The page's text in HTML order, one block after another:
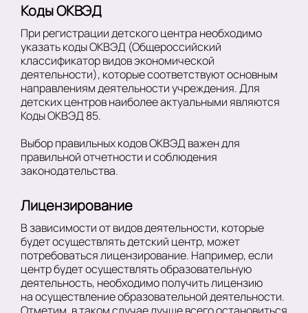
Коды ОКВЭД
При регистрации детского центра необходимо
указать коды ОКВЭД (Общероссийский
классификатор видов экономической
деятельности), которые соответствуют основным
направлениям деятельности учреждения. Для
детских центров наиболее актуальными являются
Коды ОКВЭД 85.
Выбор правильных кодов ОКВЭД важен для
правильной отчетности и соблюдения
законодательства.
Лицензирование
В зависимости от видов деятельности, которые
будет осуществлять детский центр, может
потребоваться лицензирование. Например, если
центр будет осуществлять образовательную
деятельность, необходимо получить лицензию
на осуществление образовательной деятельности.